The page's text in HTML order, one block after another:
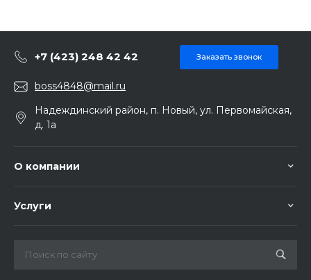
+7 (423) 248 42 42 Заказать звонок
boss4848@mail.ru
Надеждинский район, п. Новый, ул. Первомайская,
д. 1а
О компании
Услуги